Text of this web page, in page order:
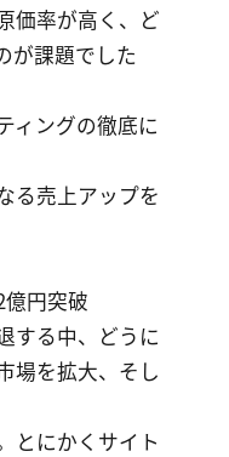
価率が高く、ど
が課題でした
ィングの徹底に
る売上アップを
億円突破
する中、どうに
場を拡大、そし
とにかくサイト